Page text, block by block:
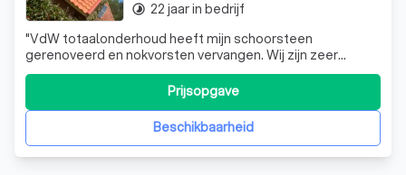
"VdW totaalonderhoud heeft mijn schoorsteen
gerenoveerd en nokvorsten vervangen. Wij zijn zeer
tevreden en raden een samenwerking aan. De kwaliteit is
Beschikbaarheid
Prijsopgave
timelapse 22 jaar in bedrijf